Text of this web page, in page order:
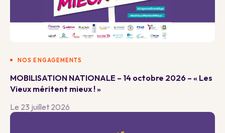
NOS ENGAGEMENTS
MOBILISATION NATIONALE – 14 octobre 2026 – « Les
Vieux méritent mieux ! »
Le 23 juillet 2026